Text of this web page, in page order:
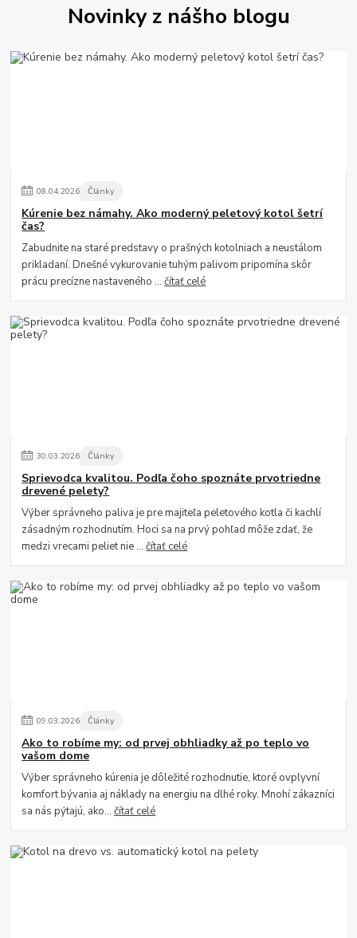
Novinky z nášho blogu
08.04.2026 Články
Kúrenie bez námahy. Ako moderný peletový kotol šetrí
čas?
Zabudnite na staré predstavy o prašných kotolniach a neustálom
prikladaní. Dnešné vykurovanie tuhým palivom pripomína skôr
prácu precízne nastaveného ...čítať celé
30.03.2026 Články
Sprievodca kvalitou. Podľa čoho spoznáte prvotriedne
drevené pelety?
Výber správneho paliva je pre majiteľa peletového kotla či kachlí
zásadným rozhodnutím. Hoci sa na prvý pohľad môže zdať, že
medzi vrecami peliet nie ...čítať celé
09.03.2026 Články
Ako to robíme my: od prvej obhliadky až po teplo vo
vašom dome
Výber správneho kúrenia je dôležité rozhodnutie, ktoré ovplyvní
komfort bývania aj náklady na energiu na dlhé roky. Mnohí zákazníci
sa nás pýtajú, ako...čítať celé